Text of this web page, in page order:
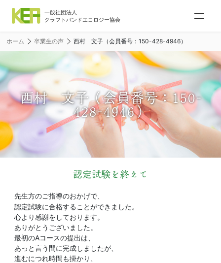
ナ
ー
シ
ョ
ン
メ
ニ
ー
ホーム 卒業生の声 西村 文子（会員番号：150-428-4946）
西村 文子（会員番号：150-
428-4946）
認定試験を終えて
先生方のご指導のおかげで、
認定試験に合格することができました。
心より感謝をしております。
ありがとうございました。
最初のAコースの提出は、
あっと言う間に完成しましたが、
進むにつれ時間も掛かり、